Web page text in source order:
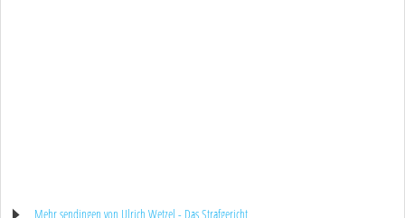
Mehr sendingen von Ulrich Wetzel - Das Strafgericht